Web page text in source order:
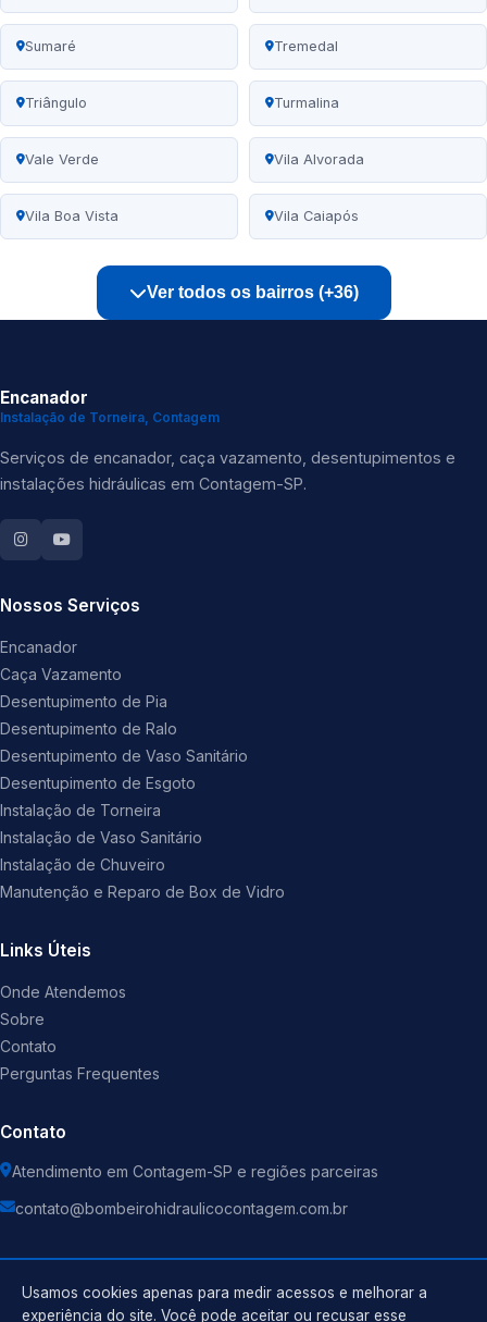
Sumaré Tremedal
Triângulo Turmalina
Vale Verde Vila Alvorada
Vila Boa Vista Vila Caiapós
Ver todos os bairros (+36)
Encanador
Instalação de Torneira, Contagem
Serviços de encanador, caça vazamento, desentupimentos e
instalações hidráulicas em Contagem-SP.
Nossos Serviços
Encanador
Caça Vazamento
Desentupimento de Pia
Desentupimento de Ralo
Desentupimento de Vaso Sanitário
Desentupimento de Esgoto
Instalação de Torneira
Instalação de Vaso Sanitário
Instalação de Chuveiro
Manutenção e Reparo de Box de Vidro
Links Úteis
Onde Atendemos
Sobre
Contato
Perguntas Frequentes
Contato
Atendimento em Contagem-SP e regiões parceiras
contato@bombeirohidraulicocontagem.com.br
Usamos cookies apenas para medir acessos e melhorar a
experiência do site. Você pode aceitar ou recusar esse